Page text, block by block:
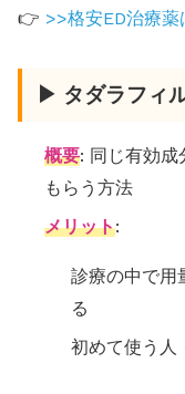
👉 >>格安ED治療薬
▶ タダラフィ
概要: 同じ有効成
もらう方法
メリット:
診療の中で用
る
初めて使う人